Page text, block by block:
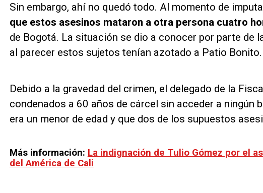
Sin embargo, ahí no quedó todo. Al momento de
que estos asesinos mataron a otra persona cuatro
de Bogotá. La situación se dio a conocer por parte de
al parecer estos sujetos tenían azotado a Patio Bonito.
Debido a la gravedad del crimen, el delegado de la
condenados a 60 años de cárcel sin acceder a ningún
era un menor de edad y que dos de los supuestos
Más información: La indignación de Tulio Gómez por el
del América de Cali